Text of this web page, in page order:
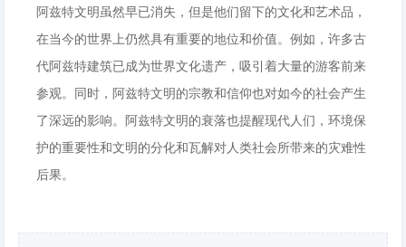
阿兹特文明虽然早已消失，但是他们留下的文化和艺术品，
在当今的世界上仍然具有重要的地位和价值。例如，许多古
代阿兹特建筑已成为世界文化遗产，吸引着大量的游客前来
参观。同时，阿兹特文明的宗教和信仰也对如今的社会产生
了深远的影响。阿兹特文明的衰落也提醒现代人们，环境保
护的重要性和文明的分化和瓦解对人类社会所带来的灾难性
后果。